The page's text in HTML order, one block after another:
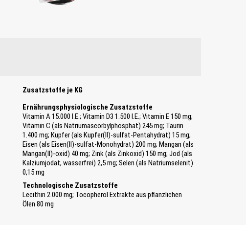
Zusatzstoffe je KG
Ernährungsphysiologische Zusatzstoffe
Vitamin A 15.000 I.E.; Vitamin D3 1.500 I.E.; Vitamin E 150 mg;
Vitamin C (als Natriumascorbylphosphat) 245 mg; Taurin
1.400 mg; Kupfer (als Kupfer(II)-sulfat-Pentahydrat) 15 mg;
Eisen (als Eisen(II)-sulfat-Monohydrat) 200 mg; Mangan (als
Mangan(II)-oxid) 40 mg; Zink (als Zinkoxid) 150 mg; Jod (als
Kalziumjodat, wasserfrei) 2,5 mg; Selen (als Natriumselenit)
0,15 mg
Technologische Zusatzstoffe
Lecithin 2.000 mg; Tocopherol Extrakte aus pflanzlichen
Ölen 80 mg